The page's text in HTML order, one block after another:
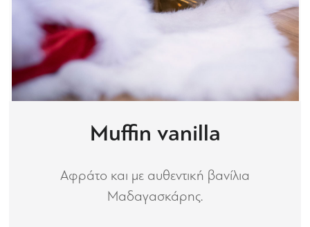
Muffin vanilla
Αφράτο και με αυθεντική βανίλια
Μαδαγασκάρης.